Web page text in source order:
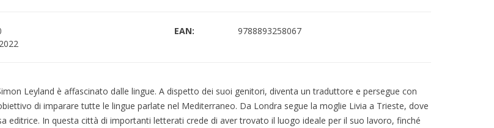
EAN: 9788893258067
Leyland è affascinato dalle lingue. A dispetto dei suoi genitori, diventa un traduttore e persegue con
di imparare tutte le lingue parlate nel Mediterraneo. Da Londra segue la moglie Livia a Trieste, dove
editrice. In questa città di importanti letterati crede di aver trovato il luogo ideale per il suo lavoro, finché